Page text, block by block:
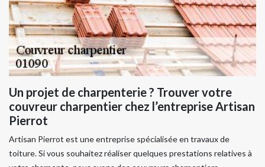
Un projet de charpenterie ? Trouver votre
couvreur charpentier chez l’entreprise Artisan
Pierrot
Artisan Pierrot est une entreprise spécialisée en travaux de
toiture. Si vous souhaitez réaliser quelques prestations relatives à